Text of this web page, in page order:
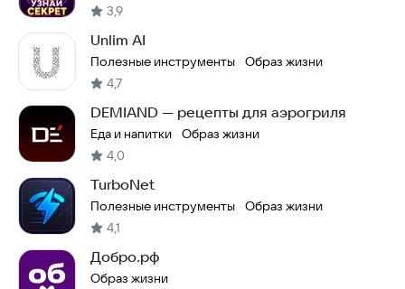
3,9
Unlim AI
Полезные инструменты · Образ жизни
4,7
DEMIAND — рецепты для аэрогриля
Еда и напитки · Образ жизни
4,0
TurboNet
Полезные инструменты · Образ жизни
4,1
Добро.рф
Образ жизни